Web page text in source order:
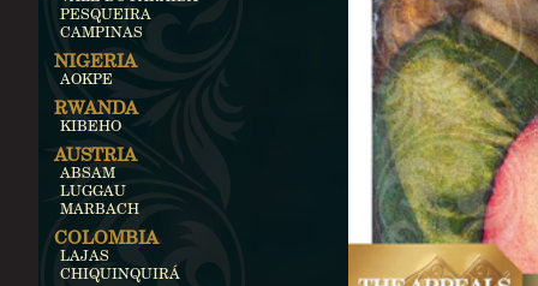
PESQUEIRA
CAMPINAS
NIGERIA
AOKPE
RWANDA
KIBEHO
AUSTRIA
ABSAM
LUGGAU
MARBACH
COLOMBIA
LAJAS
CHIQUINQUIRÁ